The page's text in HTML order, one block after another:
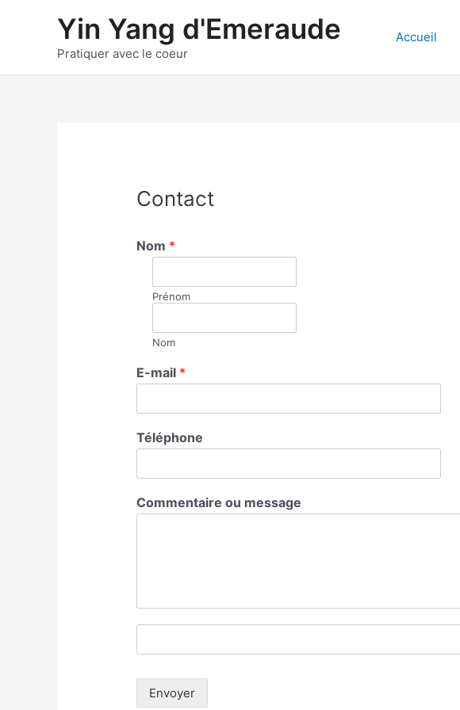
Yin Yang d'Emeraude
Pratiquer avec le coeur
Accueil
Contact
Nom *
Prénom
Nom
E-mail *
Téléphone
Commentaire ou message
Envoyer